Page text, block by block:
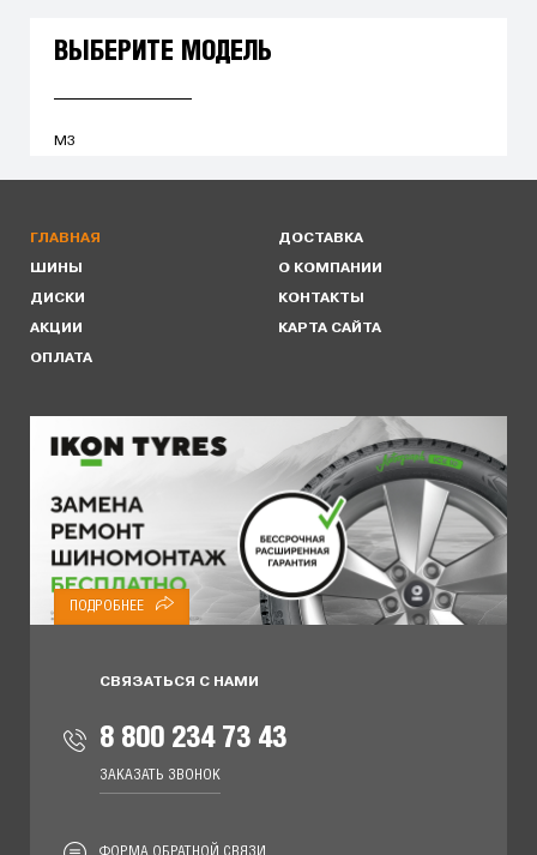
ВЫБЕРИТЕ МОДЕЛЬ
M3
ГЛАВНАЯ
ШИНЫ
ДИСКИ
АКЦИИ
ОПЛАТА
ДОСТАВКА
О КОМПАНИИ
КОНТАКТЫ
КАРТА САЙТА
ПОДРОБНЕЕ
СВЯЗАТЬСЯ С НАМИ
8 800 234 73 43
ЗАКАЗАТЬ ЗВОНОК
ФОРМА ОБРАТНОЙ СВЯЗИ